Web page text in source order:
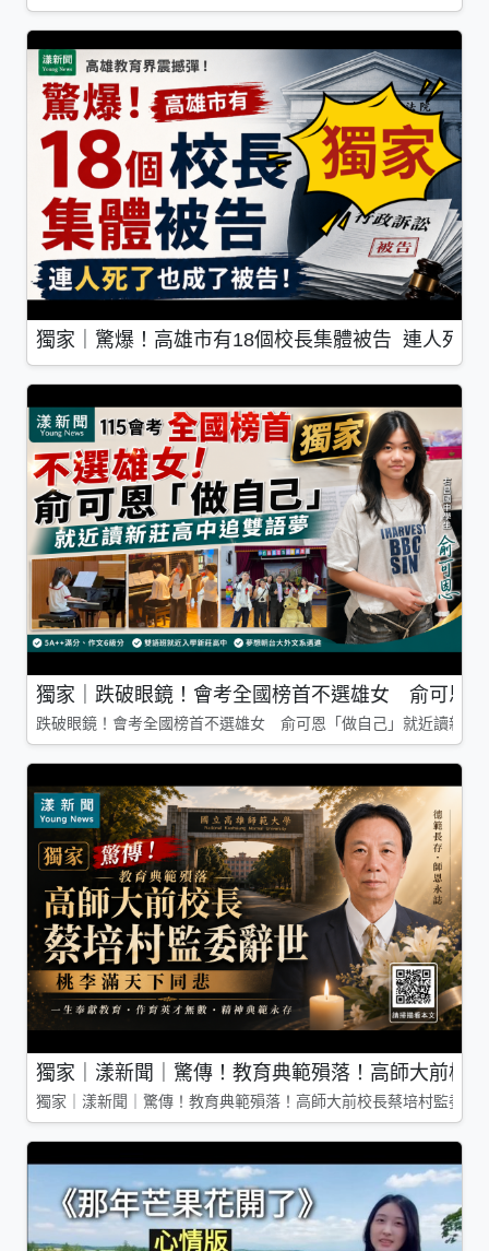
獨家｜驚爆！高雄市有18個校長集體被告 連人死了
獨家｜跌破眼鏡！會考全國榜首不選雄女 俞可恩
跌破眼鏡！會考全國榜首不選雄女 俞可恩「做自己」就近讀新莊
獨家｜漾新聞｜驚傳！教育典範殞落！高師大前校
獨家｜漾新聞｜驚傳！教育典範殞落！高師大前校長蔡培村監委